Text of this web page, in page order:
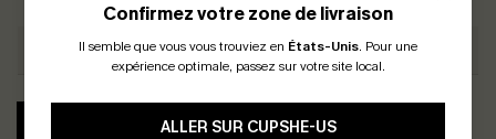
Confirmez votre zone de livraison
Il semble que vous vous trouviez en États-Unis. Pour une
expérience optimale, passez sur votre site local.
ALLER SUR CUPSHE-US